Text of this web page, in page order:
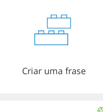
Criar uma frase